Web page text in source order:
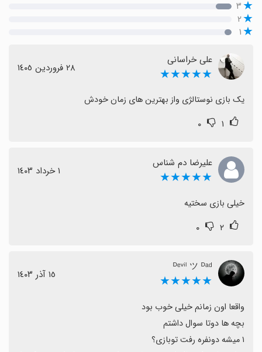
۳
۲
۱
علی خراسانی
★★★★★ ٢٨ فروردین ١٤٠٥
یک بازی نوستالژی واز بهترین های زمان خودش
۱ ۰
علیرضا دم شناس
★★★★★ ١ خرداد ١٤٠٣
خیلی بازی سختیه
۲ ۰
ᴰᵉᵛⁱˡ ツ ᴰᵃᵈ
★★★★★ ١٥ آذر ١٤٠٣